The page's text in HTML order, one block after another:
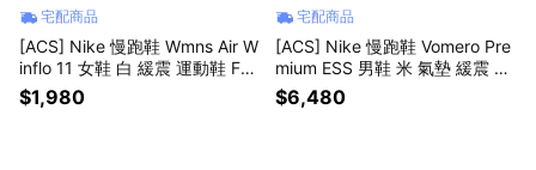
宅配商品
[ACS] Nike 慢跑鞋 Wmns Air W
inflo 11 女鞋 白 緩震 運動鞋 FJ9
510-112
$1,980
宅配商品
[ACS] Nike 慢跑鞋 Vomero Pre
mium ESS 男鞋 米 氣墊 緩震 厚
底 IM8334-200
$6,480